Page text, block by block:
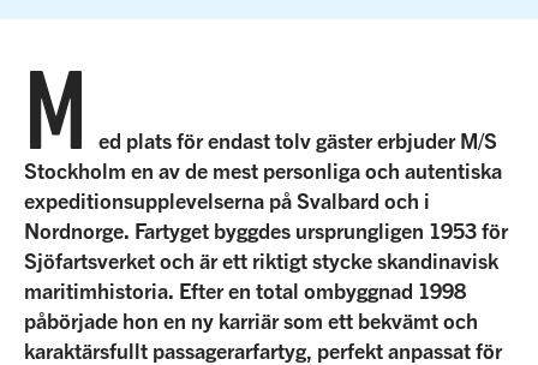
M
ed plats för endast tolv gäster erbjuder M/S
Stockholm en av de mest personliga och autentiska
expeditionsupplevelserna på Svalbard och i
Nordnorge. Fartyget byggdes ursprungligen 1953 för
Sjöfartsverket och är ett riktigt stycke skandinavisk
maritimhistoria. Efter en total ombyggnad 1998
påbörjade hon en ny karriär som ett bekvämt och
karaktärsfullt passagerarfartyg, perfekt anpassat för